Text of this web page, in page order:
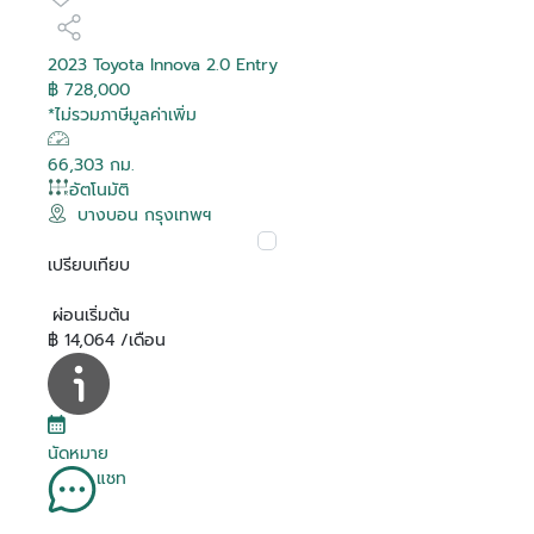
2023 Toyota Innova 2.0 Entry
฿ 728,000
*ไม่รวมภาษีมูลค่าเพิ่ม
66,303 กม.
อัตโนมัติ
บางบอน กรุงเทพฯ
เปรียบเทียบ
ผ่อนเริ่มต้น
฿ 14,064 /เดือน
นัดหมาย
แชท